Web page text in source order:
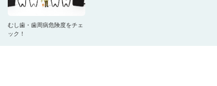
むし歯・歯周病危険度をチェ
ック！